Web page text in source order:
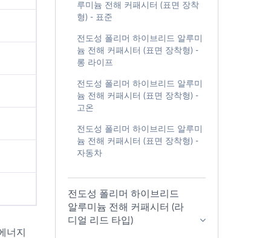
너지
루미늄 전해 커패시터 (표면 장착
형) - 표준
전도성 폴리머 하이브리드 알루미
늄 전해 커패시터 (표면 장착형) -
롱 라이프
전도성 폴리머 하이브리드 알루미
늄 전해 커패시터 (표면 장착형) -
고온
전도성 폴리머 하이브리드 알루미
늄 전해 커패시터 (표면 장착형) -
자동차
전도성 폴리머 하이브리드
알루미늄 전해 커패시터 (라
디얼 리드 타입)